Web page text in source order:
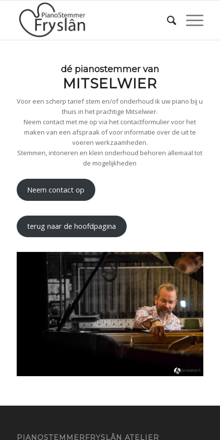
dé pianostemmer van
MITSELWIER
Voor een scherp tarief stem en/of onderhoud ik uw piano bij u
thuis in het prachtige Mitselwier.
Neem contact met me op via het contactformulier voor het
maken van een afspraak of voor informatie over de uit te
voeren werkzaamheden.
Stemmen, intoneren en klein onderhoud behoren allemaal tot
de mogelijkheden
Neem contact op
terug naar de hoofdpagina
PIANOSTEMMERFRYSLÂN ATELIER